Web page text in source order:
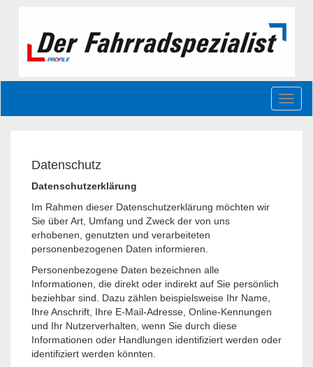
Datenschutz
Datenschutzerklärung
Im Rahmen dieser Datenschutzerklärung möchten wir
Sie über Art, Umfang und Zweck der von uns
erhobenen, genutzten und verarbeiteten
personenbezogenen Daten informieren.
Personenbezogene Daten bezeichnen alle
Informationen, die direkt oder indirekt auf Sie persönlich
beziehbar sind. Dazu zählen beispielsweise Ihr Name,
Ihre Anschrift, Ihre E-Mail-Adresse, Online-Kennungen
und Ihr Nutzerverhalten, wenn Sie durch diese
Informationen oder Handlungen identifiziert werden oder
identifiziert werden könnten.